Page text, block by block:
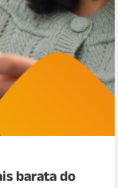
barata do